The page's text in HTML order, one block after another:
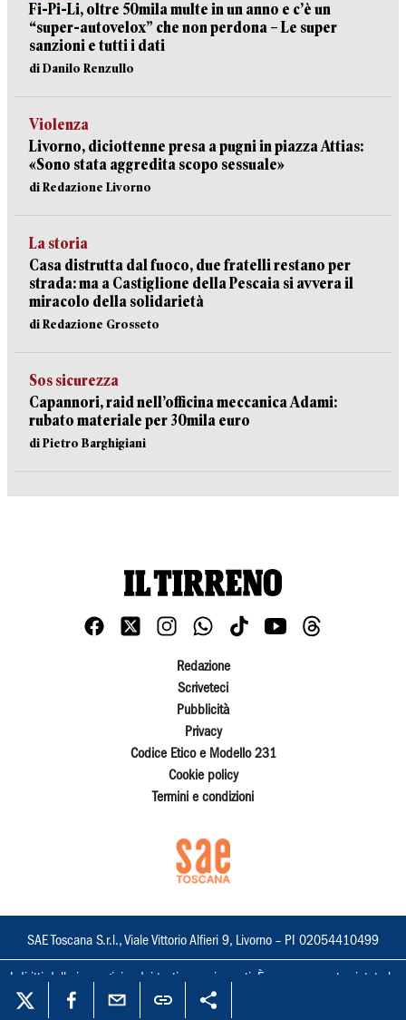
Fi-Pi-Li, oltre 50mila multe in un anno e c’è un
“super-autovelox” che non perdona – Le super
sanzioni e tutti i dati
di Danilo Renzullo
Violenza
Livorno, diciottenne presa a pugni in piazza Attias:
«Sono stata aggredita scopo sessuale»
di Redazione Livorno
La storia
Casa distrutta dal fuoco, due fratelli restano per
strada: ma a Castiglione della Pescaia si avvera il
miracolo della solidarietà
di Redazione Grosseto
Sos sicurezza
Capannori, raid nell’officina meccanica Adami:
rubato materiale per 30mila euro
di Pietro Barghigiani
Redazione
Scriveteci
Pubblicità
Privacy
Codice Etico e Modello 231
Cookie policy
Termini e condizioni
SAE Toscana S.r.l., Viale Vittorio Alfieri 9, Livorno – PI 02054410499
I diritti delle immagini e dei testi sono riservati. È espressamente vietata la
loro riproduzione con qualsiasi mezzo e l'adattamento totale o parziale.